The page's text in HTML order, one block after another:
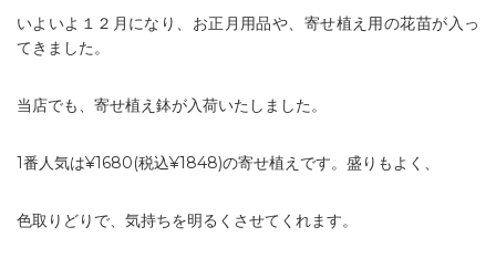
いよいよ１２月になり、お正月用品や、寄せ植え用の花苗が入っ
てきました。
当店でも、寄せ植え鉢が入荷いたしました。
1番人気は¥1680(税込¥1848)の寄せ植えです。盛りもよく、
色取りどりで、気持ちを明るくさせてくれます。